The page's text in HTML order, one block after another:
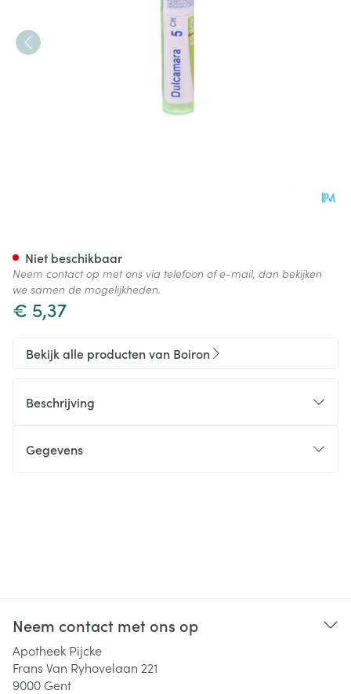
€ 5,37
Niet beschikbaar
Neem contact op met ons via telefoon of e-mail, dan bekijken
we samen de mogelijkheden.
Bekijk alle producten van Boiron
Beschrijving
Gegevens
Neem contact met ons op
Apotheek Pijcke
Frans Van Ryhovelaan 221
9000 Gent